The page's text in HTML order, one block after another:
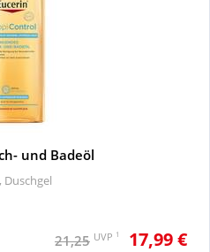
und Badeöl
Duschgel
21,25 UVP 1 17,99 €